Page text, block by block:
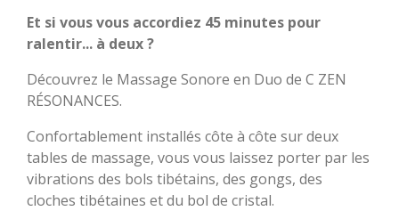
Et si vous vous accordiez 45 minutes pour
ralentir... à deux ?
Découvrez le Massage Sonore en Duo de C ZEN
RÉSONANCES.
Confortablement installés côte à côte sur deux
tables de massage, vous vous laissez porter par les
vibrations des bols tibétains, des gongs, des
cloches tibétaines et du bol de cristal.